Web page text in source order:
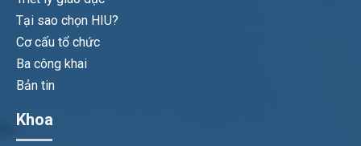
Tại sao chọn HIU?
Cơ cấu tổ chức
Ba công khai
Bản tin
Khoa